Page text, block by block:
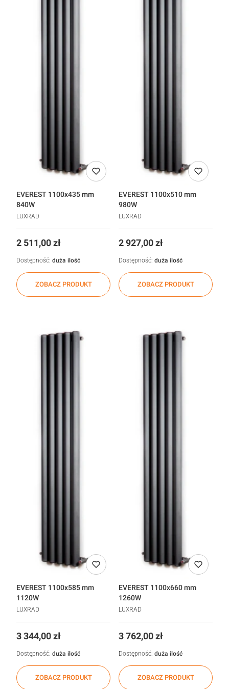
EVEREST 1100x435 mm
840W
LUXRAD
Cena
2 511,00 zł
ZOBACZ PRODUKT
Dostępność: duża ilość
EVEREST 1100x510 mm
980W
LUXRAD
Cena
2 927,00 zł
ZOBACZ PRODUKT
Dostępność: duża ilość
EVEREST 1100x585 mm
1120W
LUXRAD
Cena
3 344,00 zł
ZOBACZ PRODUKT
Dostępność: duża ilość
EVEREST 1100x660 mm
1260W
LUXRAD
Cena
3 762,00 zł
ZOBACZ PRODUKT
Dostępność: duża ilość